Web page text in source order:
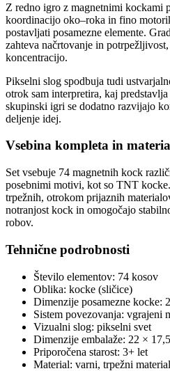
Z redno igro z magnetnimi kockami
koordinacijo oko–roka in fino
postavljati posamezne elemente.
zahteva načrtovanje in
koncentracijo.
Pikselni slog spodbuja tudi
otrok sam interpretira, kaj
skupinski igri se dodatno razvijajo
deljenje idej.
Vsebina kompleta in
Set vsebuje 74 magnetnih kock
posebnimi motivi, kot so TNT
trpežnih, otrokom prijaznih
notranjost kock in omogočajo
robov.
Tehnične podrobnosti
Število elementov: 74 kosov
Oblika: kocke (sličice)
Dimenzije posamezne kocke:
Sistem povezovanja: vgrajeni
Vizualni slog: pikselni svet
Dimenzije embalaže: 22 ×
Priporočena starost: 3+ let
Material: varni, trpežni